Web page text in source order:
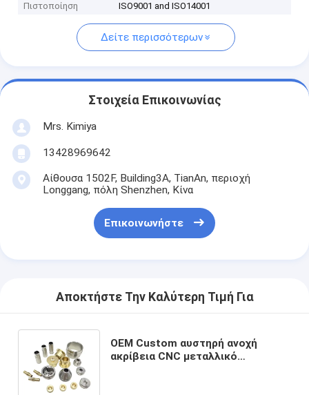
Πιστοποίηση
ISO9001 and ISO14001
Δείτε περισσότερων
Στοιχεία Επικοινωνίας
Mrs. Kimiya
13428969642
Αίθουσα 1502F, Building3A, TianAn, περιοχή
Longgang, πόλη Shenzhen, Κίνα
Επικοινωνήστε
Αποκτήστε Την Καλύτερη Τιμή Για
OEM Custom αυστηρή ανοχή
ακρίβεια CNC μεταλλικό